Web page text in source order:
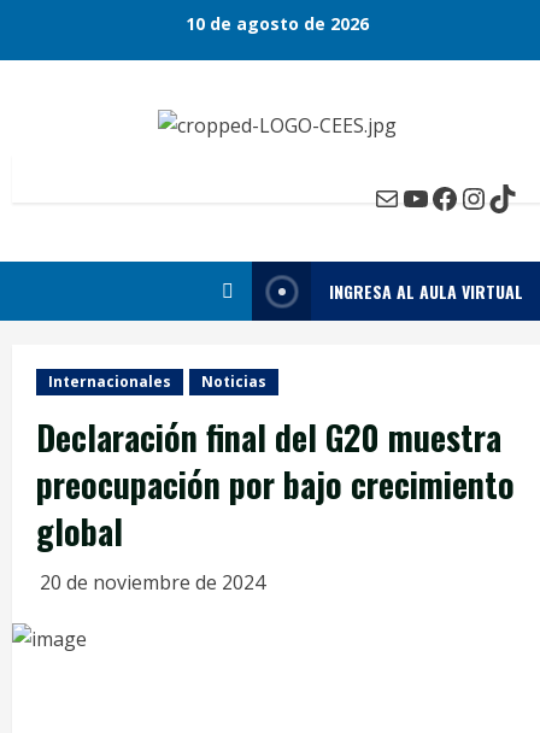
10 de agosto de 2026
MailYouTube
INGRESA AL AULA VIRTUAL
Internacionales Noticias
Declaración final del G20 muestra
preocupación por bajo crecimiento
global
20 de noviembre de 2024